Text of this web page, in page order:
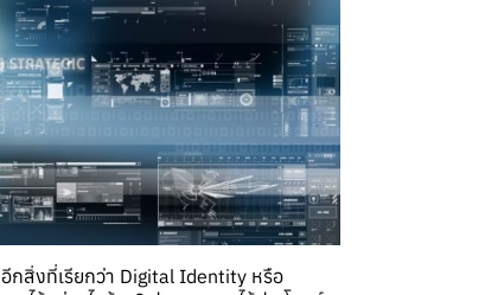
กสิ่งที่เรียกว่า Digital Identity หรือ